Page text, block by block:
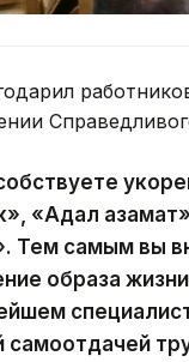
«Адал
Тем самым вы
образа
самоотдачей